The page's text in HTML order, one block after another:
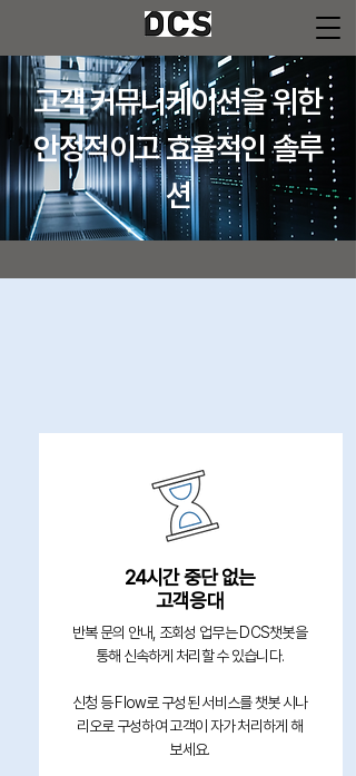
고객 커뮤니케이션을 위한
​안정적이고 효율적인 솔루
션
24시간 중단 없는
고객응대
반복 문의 안내, 조회성 업무는 DCS챗봇을
통해 신속하게 처리할 수 있습니다.
신청 등 Flow로 구성된 서비스를 챗봇 시나
리오로 구성하여 고객이 자가 처리하게 해
보세요.